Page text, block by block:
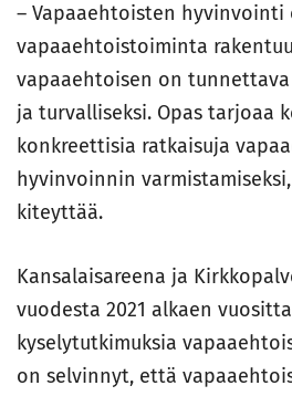
– Vapaaehtoisten
vapaaehtoistoiminta
vapaaehtoisen on
ja turvalliseksi. Opas tarjoaa
konkreettisia ratkaisuja
hyvinvoinnin varmistamiseksi,
kiteyttää.
Kansalaisareena ja
vuodesta 2021 alkaen
kyselytutkimuksia
on selvinnyt, että